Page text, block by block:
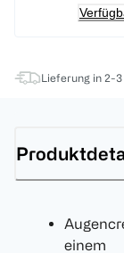
Lieferung in 2-
einem